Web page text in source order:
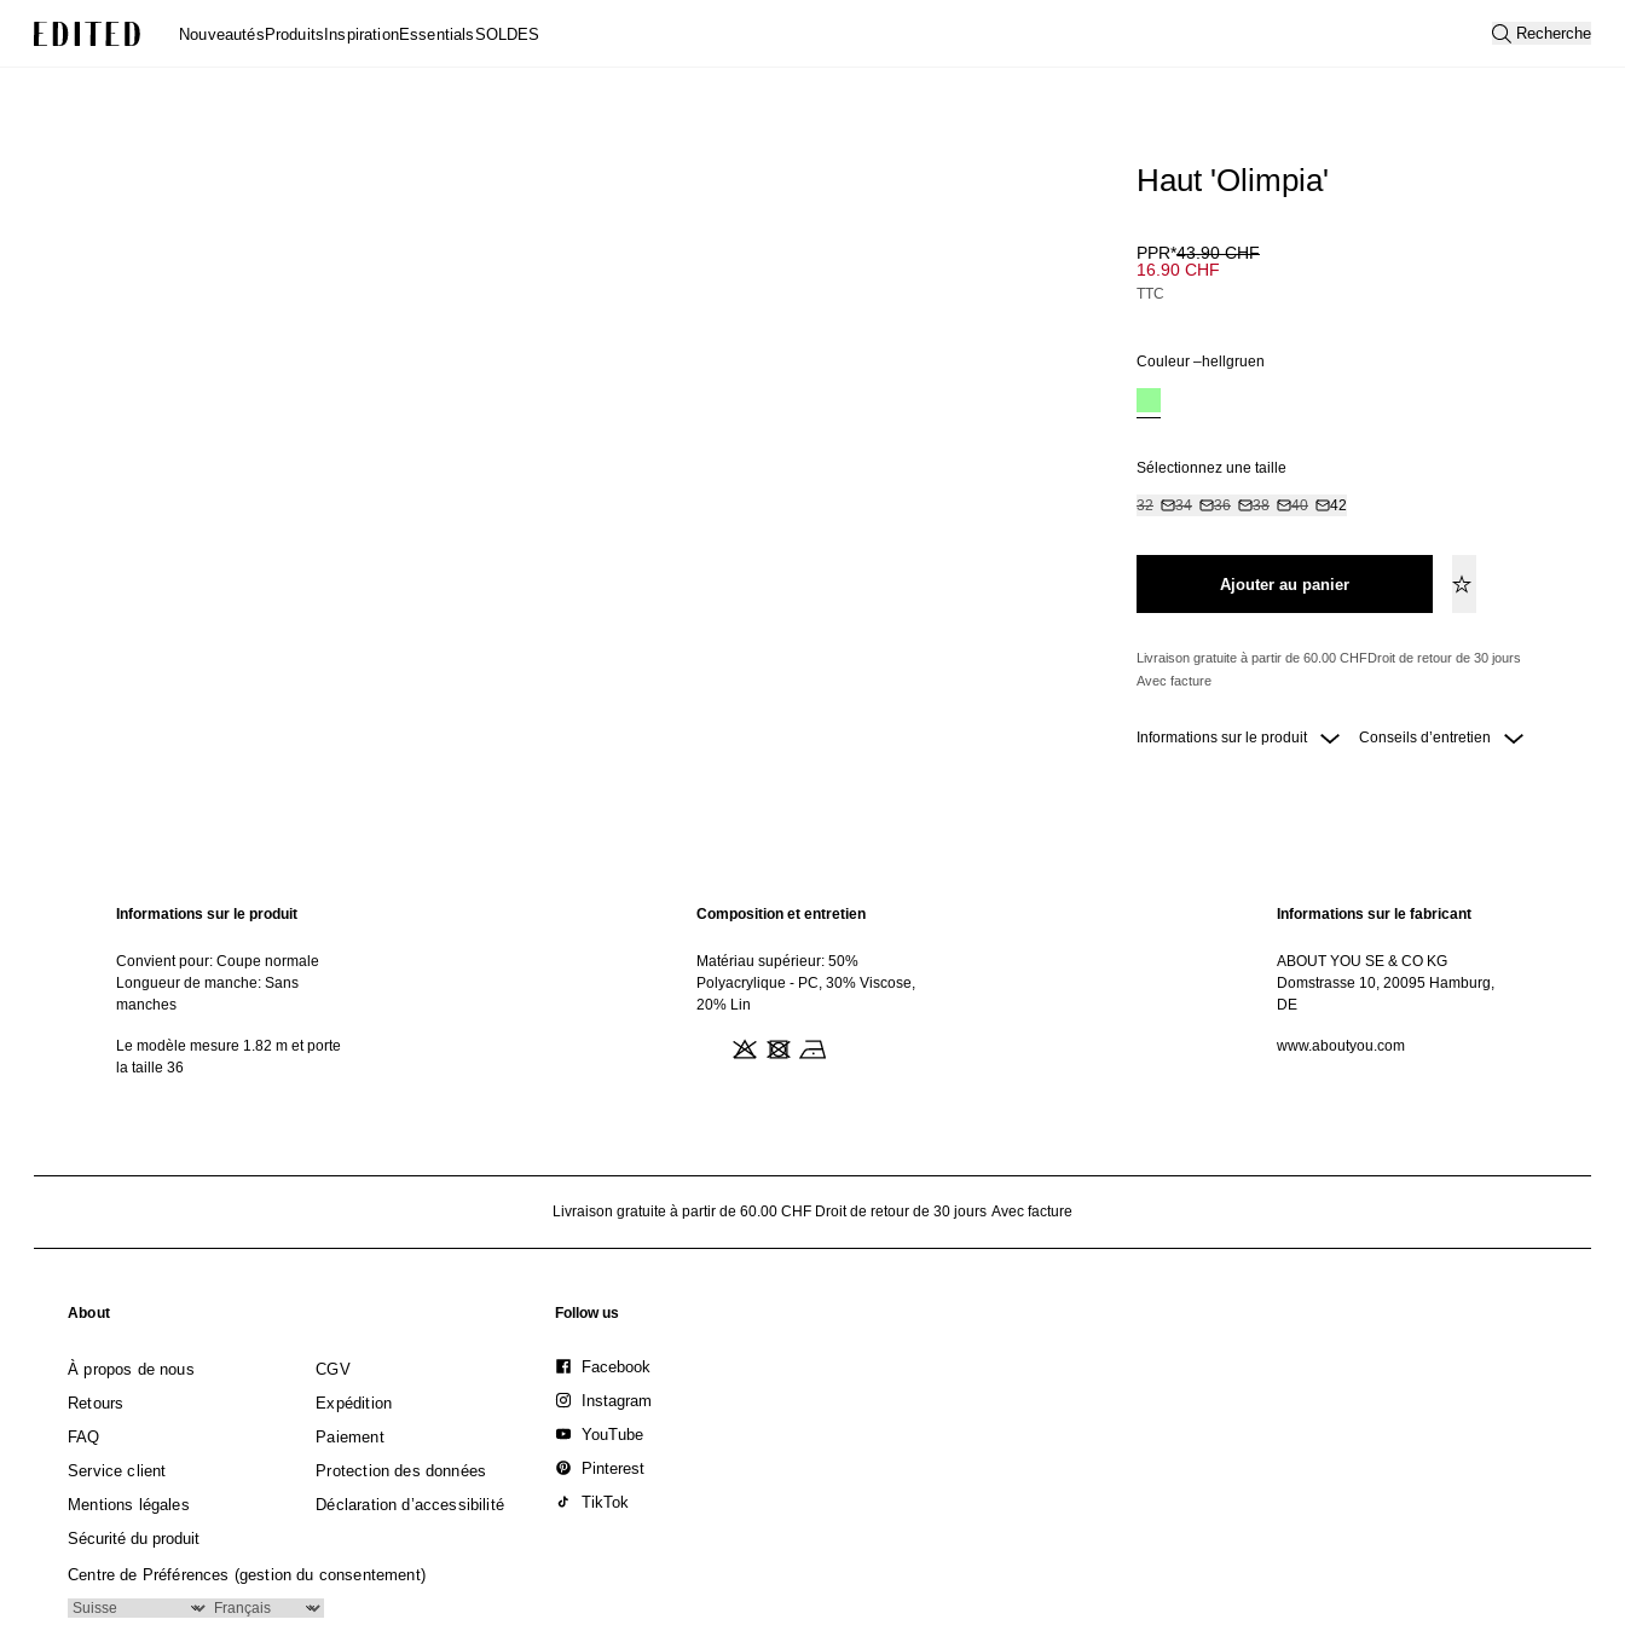
NouveautésProduitsInspirationEssentialsSOLDES Recherche
Haut 'Olimpia'
PPR*43.90 CHF
16.90 CHF
TTC
Couleur –hellgruen
Sélectionnez une taille
32 34 36 38 40 42
Ajouter au panier
Livraison gratuite à partir de 60.00 CHFDroit de retour de 30 jours
Avec facture
Informations sur le produit Conseils d’entretien
Informations sur le produit
Convient pour: Coupe normale
Longueur de manche: Sans
manches
Le modèle mesure 1.82 m et porte
la taille 36
Composition et entretien
Matériau supérieur: 50%
Polyacrylique - PC, 30% Viscose,
20% Lin
Informations sur le fabricant
ABOUT YOU SE & CO KG
Domstrasse 10, 20095 Hamburg,
DE
www.aboutyou.com
Livraison gratuite à partir de 60.00 CHF Droit de retour de 30 jours Avec facture
About
À propos de nous
CGV
Retours
Expédition
FAQ
Paiement
Service client
Protection des données
Mentions légales
Déclaration d’accessibilité
Sécurité du produit
Centre de Préférences (gestion du consentement)
Follow us
Facebook
Instagram
YouTube
Pinterest
TikTok